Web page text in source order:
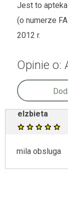
Jest to
(o numerze
2012 r.
Opinie o:
elzbieta
mila obsluga